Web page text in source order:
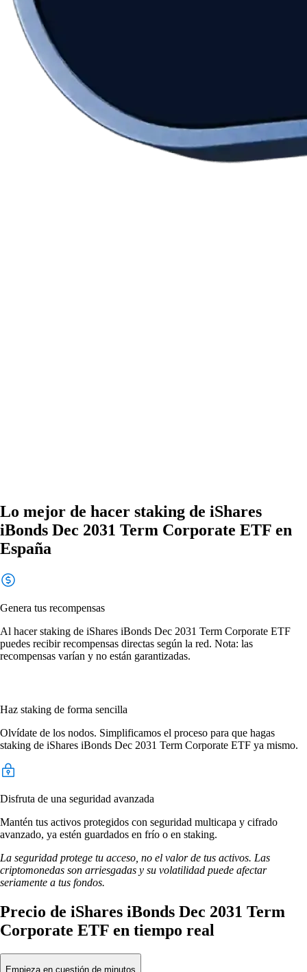
Lo mejor de hacer staking de iShares
iBonds Dec 2031 Term Corporate ETF en
España
Genera tus recompensas
Al hacer staking de iShares iBonds Dec 2031 Term Corporate ETF
puedes recibir recompensas directas según la red. Nota: las
recompensas varían y no están garantizadas.
Haz staking de forma sencilla
Olvídate de los nodos. Simplificamos el proceso para que hagas
staking de iShares iBonds Dec 2031 Term Corporate ETF ya mismo.
Disfruta de una seguridad avanzada
Mantén tus activos protegidos con seguridad multicapa y cifrado
avanzado, ya estén guardados en frío o en staking.
La seguridad protege tu acceso, no el valor de tus activos. Las
criptomonedas son arriesgadas y su volatilidad puede afectar
seriamente a tus fondos.
Precio de iShares iBonds Dec 2031 Term
Corporate ETF en tiempo real
Empieza en cuestión de minutos